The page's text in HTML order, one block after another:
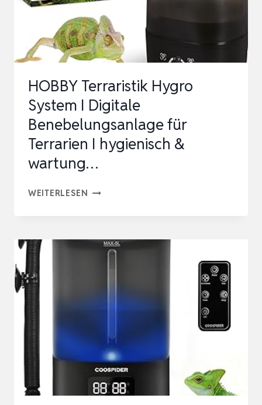
INTERVALL-
STEUERU…
HOBBY Terraristik Hygro
System I Digitale
Benebelungsanlage für
Terrarien I hygienisch &
wartung…
WEITERLESEN HOBBY
SYSTEM
BENEBELUNGSANLAGE
HYGIENISCH
&